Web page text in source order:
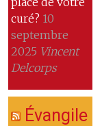
curé? 10
septembre
2025 Vincent
Delcorps
Évangile